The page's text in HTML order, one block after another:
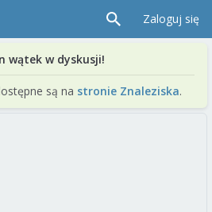
Zaloguj się
wątek w dyskusji!
są na stronie Znaleziska.